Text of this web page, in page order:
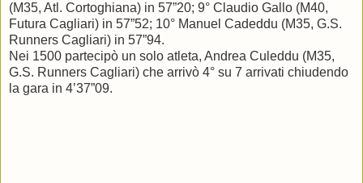
(M35, Atl. Cortoghiana) in 57”20; 9° Claudio Gallo (M40,
Futura Cagliari) in 57”52; 10° Manuel Cadeddu (M35, G.S.
Runners Cagliari) in 57”94.
Nei 1500 partecipò un solo atleta, Andrea Culeddu (M35,
G.S. Runners Cagliari) che arrivò 4° su 7 arrivati chiudendo
la gara in 4’37”09.